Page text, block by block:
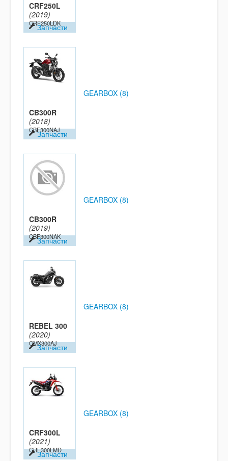
CRF250L
(2019)
CRF250LDK
Запчасти
CB300R
(2018)
CBF300NAJ
Запчасти
GEARBOX (8)
CB300R
(2019)
CBF300NAK
Запчасти
GEARBOX (8)
REBEL 300
(2020)
CMX300AJ
Запчасти
GEARBOX (8)
CRF300L
(2021)
CRF300LMD
Запчасти
GEARBOX (8)